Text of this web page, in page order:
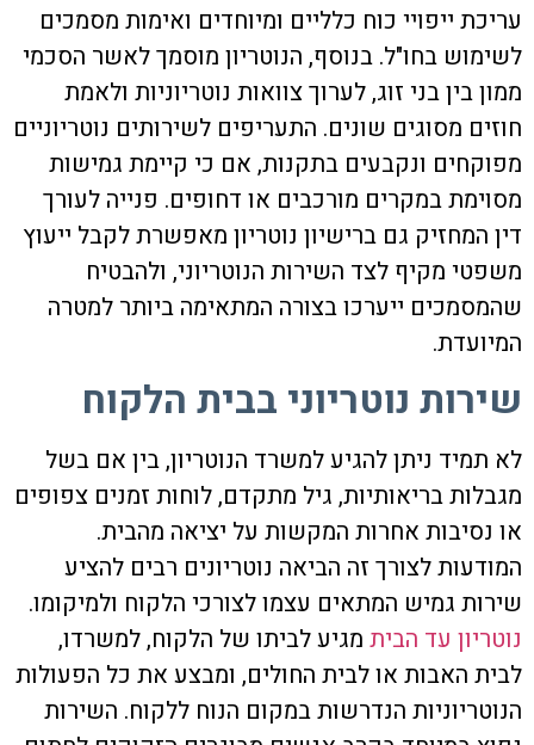
עריכת ייפויי כוח כלליים ומיוחדים ואימות מסמכים
לשימוש בחו"ל. בנוסף, הנוטריון מוסמך לאשר הסכמי
ממון בין בני זוג, לערוך צוואות נוטריוניות ולאמת
חוזים מסוגים שונים. התעריפים לשירותים נוטריוניים
מפוקחים ונקבעים בתקנות, אם כי קיימת גמישות
מסוימת במקרים מורכבים או דחופים. פנייה לעורך
דין המחזיק גם ברישיון נוטריון מאפשרת לקבל ייעוץ
משפטי מקיף לצד השירות הנוטריוני, ולהבטיח
שהמסמכים ייערכו בצורה המתאימה ביותר למטרה
המיועדת.
שירות נוטריוני בבית הלקוח
לא תמיד ניתן להגיע למשרד הנוטריון, בין אם בשל
מגבלות בריאותיות, גיל מתקדם, לוחות זמנים צפופים
או נסיבות אחרות המקשות על יציאה מהבית.
המודעות לצורך זה הביאה נוטריונים רבים להציע
שירות גמיש המתאים עצמו לצורכי הלקוח ולמיקומו.
נוטריון עד הבית מגיע לביתו של הלקוח, למשרדו,
לבית האבות או לבית החולים, ומבצע את כל הפעולות
הנוטריוניות הנדרשות במקום הנוח ללקוח. השירות